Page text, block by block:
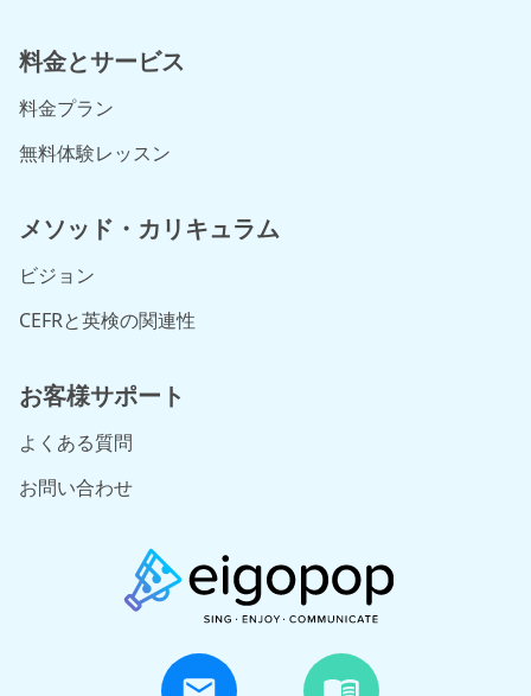
料金とサービス
料金プラン
無料体験レッスン
メソッド・カリキュラム
ビジョン
CEFRと英検の関連性
お客様サポート
よくある質問
お問い合わせ